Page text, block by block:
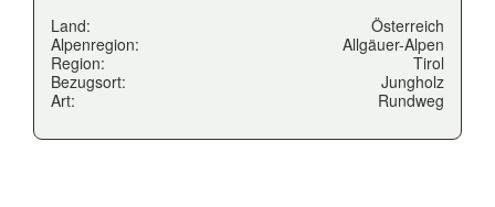
Land:
Österreich
Alpenregion:
Allgäuer-Alpen
Region:
Tirol
Bezugsort:
Jungholz
Art:
Rundweg